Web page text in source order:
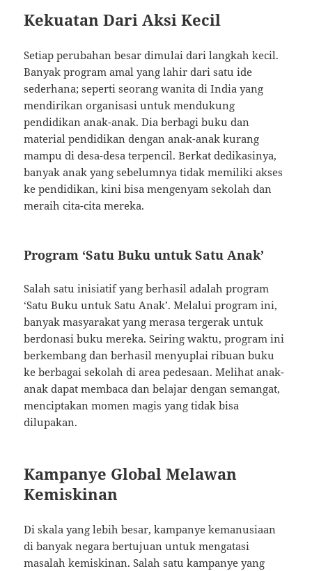
Kekuatan Dari Aksi Kecil
Setiap perubahan besar dimulai dari langkah kecil.
Banyak program amal yang lahir dari satu ide
sederhana; seperti seorang wanita di India yang
mendirikan organisasi untuk mendukung
pendidikan anak-anak. Dia berbagi buku dan
material pendidikan dengan anak-anak kurang
mampu di desa-desa terpencil. Berkat dedikasinya,
banyak anak yang sebelumnya tidak memiliki akses
ke pendidikan, kini bisa mengenyam sekolah dan
meraih cita-cita mereka.
Program ‘Satu Buku untuk Satu Anak’
Salah satu inisiatif yang berhasil adalah program
‘Satu Buku untuk Satu Anak’. Melalui program ini,
banyak masyarakat yang merasa tergerak untuk
berdonasi buku mereka. Seiring waktu, program ini
berkembang dan berhasil menyuplai ribuan buku
ke berbagai sekolah di area pedesaan. Melihat anak-
anak dapat membaca dan belajar dengan semangat,
menciptakan momen magis yang tidak bisa
dilupakan.
Kampanye Global Melawan
Kemiskinan
Di skala yang lebih besar, kampanye kemanusiaan
di banyak negara bertujuan untuk mengatasi
masalah kemiskinan. Salah satu kampanye yang